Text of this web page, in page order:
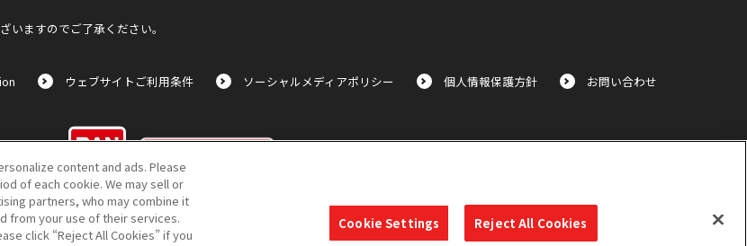
ますのでご了承ください。
ウェブサイトご利用条件 ソーシャルメディアポリシー 個人情報保護方針 お問い合わせ
コピーライト一覧を表示する
content and ads. Please
of each cookie. We may sell or
partners, who may combine it
from your use of their services.
click “Reject All Cookies” if you
Cookie Settings Reject All Cookies